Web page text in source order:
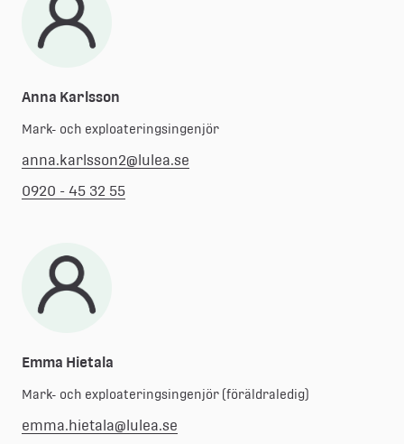
Anna Karlsson
Mark- och exploateringsingenjör
anna.karlsson2@lulea.se
0920 - 45 32 55
Emma Hietala
Mark- och exploateringsingenjör (föräldraledig)
emma.hietala@lulea.se